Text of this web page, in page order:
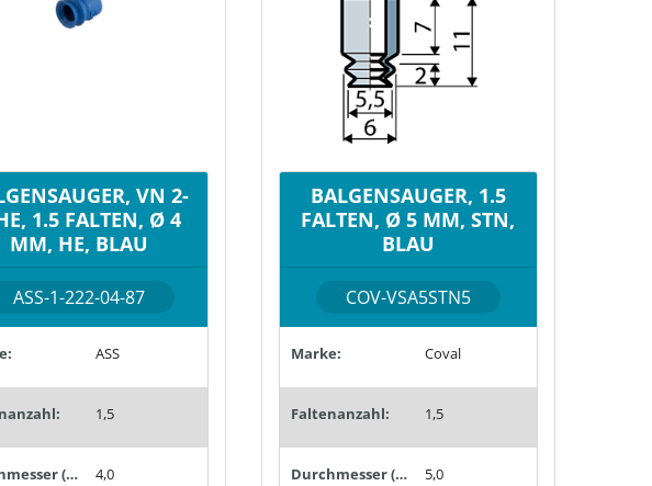
VN 2-
1.5 FALTEN, Ø 4
MM, HE, BLAU
ASS-1-222-04-87
ASS
1,5
Durchmesser (mm): 4,0
BALGENSAUGER, 1.5
FALTEN, Ø 5 MM, STN,
BLAU
COV-VSA5STN5
Marke: Coval
Faltenanzahl: 1,5
Durchmesser (mm): 5,0